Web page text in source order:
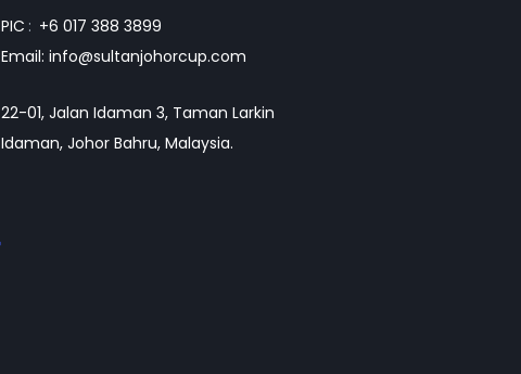
PIC : +6 017 388 3899
Email:info@sultanjohorcup.com
22-01, Jalan Idaman 3, Taman Larkin
Idaman, Johor Bahru, Malaysia.